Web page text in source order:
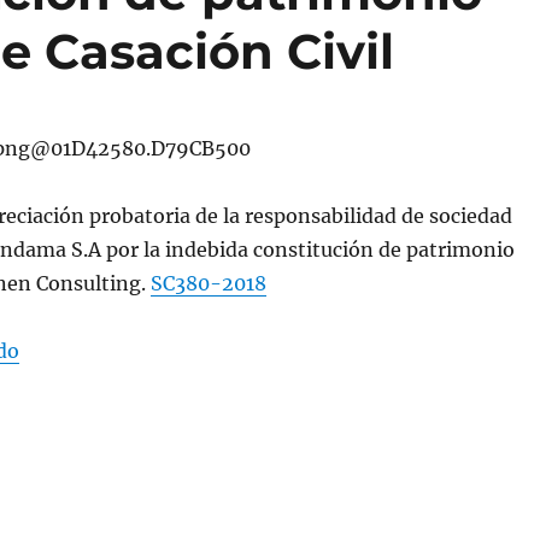
Casación Civil
probatoria de la responsabilidad de sociedad
S.A por la indebida constitución de patrimonio
Consulting. SC380-2018
«Indebida constitución de patrimonio autónomo- Sala